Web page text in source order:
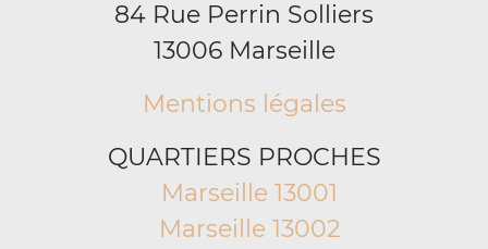
84 Rue Perrin Solliers
13006 Marseille
Mentions légales
QUARTIERS PROCHES
Marseille 13001
Marseille 13002